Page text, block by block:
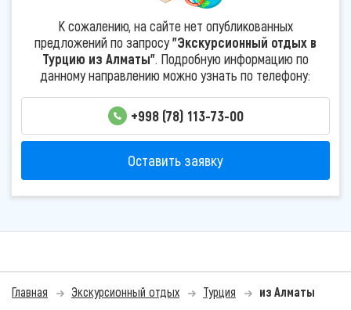
К сожалению, на сайте нет опубликованных
предложений по запросу"Экскурсионный отдых в
Турцию из Алматы". Подробную информацию по
данному направлению можно узнать по телефону:
+998 (78) 113-73-00
Оставить заявку
Главная Экскурсионный отдых Турция из Алматы